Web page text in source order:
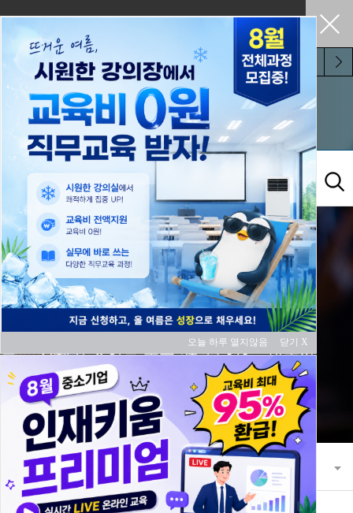
펼쳐두기
교육과정
21세기 초일류 꿈을 키워 나가는 한국산
업기술협회
교육과정 교육 과정 안내
오늘 하루 열지않음 닫기 X